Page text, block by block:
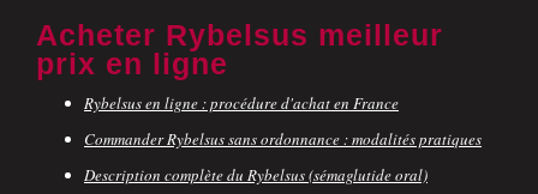
Acheter Rybelsus meilleur
prix en ligne
Rybelsus en ligne : procédure d'achat en France
Commander Rybelsus sans ordonnance : modalités pratiques
Description complète du Rybelsus (sémaglutide oral)